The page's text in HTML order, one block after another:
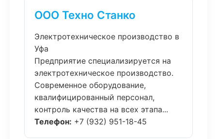
ООО Техно Станко
Электротехническое производство в
Уфа
Предприятие специализируется на
электротехническое производство.
Современное оборудование,
квалифицированный персонал,
контроль качества на всех этапа...
Телефон: +7 (932) 951-18-45